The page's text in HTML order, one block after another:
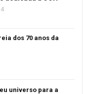
dos 70 anos da
universo para a